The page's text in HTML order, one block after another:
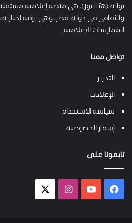
بوابة (هيّا نيوز)، هي منصة إعلامية
والثقافي في دولة قطر، وهي بوابة
الممارسات الإعلامية.
تواصل معنا
التحرير
الإعلانات
سياسة الاستخدام
إشعار الخصوصية
تابعونا على
فيسبوك يوتيوب انستقرام